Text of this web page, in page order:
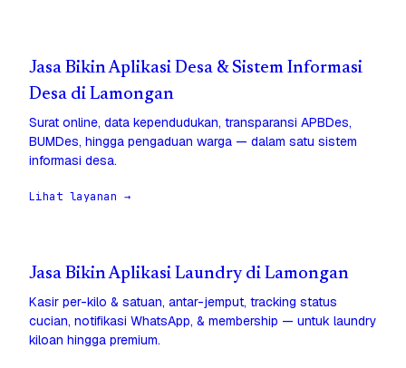
Jasa Bikin Aplikasi Desa & Sistem Informasi
Desa di Lamongan
Surat online, data kependudukan, transparansi APBDes,
BUMDes, hingga pengaduan warga — dalam satu sistem
informasi desa.
Lihat layanan →
Jasa Bikin Aplikasi Laundry di Lamongan
Kasir per-kilo & satuan, antar-jemput, tracking status
cucian, notifikasi WhatsApp, & membership — untuk laundry
kiloan hingga premium.